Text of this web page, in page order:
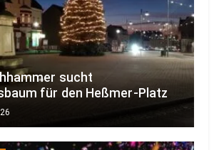
sucht
für den Heßmer-Platz